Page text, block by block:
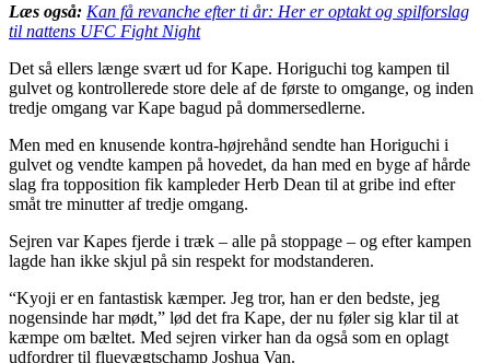
Læs også: Kan få revanche efter ti år: Her er optakt og spilforslag
til nattens UFC Fight Night
Det så ellers længe svært ud for Kape. Horiguchi tog kampen til
gulvet og kontrollerede store dele af de første to omgange, og inden
tredje omgang var Kape bagud på dommersedlerne.
Men med en knusende kontra-højrehånd sendte han Horiguchi i
gulvet og vendte kampen på hovedet, da han med en byge af hårde
slag fra topposition fik kampleder Herb Dean til at gribe ind efter
småt tre minutter af tredje omgang.
Sejren var Kapes fjerde i træk – alle på stoppage – og efter kampen
lagde han ikke skjul på sin respekt for modstanderen.
“Kyoji er en fantastisk kæmper. Jeg tror, han er den bedste, jeg
nogensinde har mødt,” lød det fra Kape, der nu føler sig klar til at
kæmpe om bæltet. Med sejren virker han da også som en oplagt
udfordrer til fluevægtschamp Joshua Van.